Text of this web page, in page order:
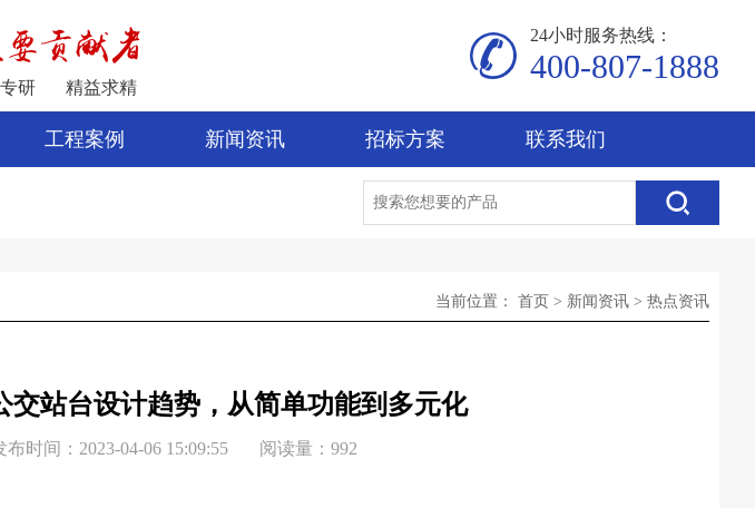
研 精益求精
24小时服务热线：
400-807-1888
工程案例 新闻资讯 招标方案 联系我们
当前位置： 首页 > 新闻资讯 > 热点资讯
交站台设计趋势，从简单功能到多元化
布时间：2023-04-06 15:09:55 阅读量：992